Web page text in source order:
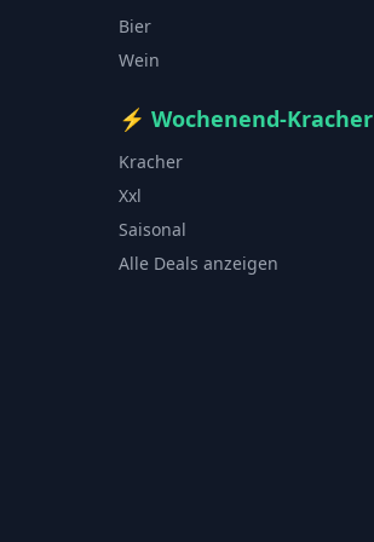
Bier
Wein
⚡ Wochenend-Kracher
Kracher
Xxl
Saisonal
Alle Deals anzeigen